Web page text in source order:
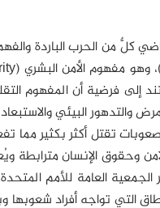
من الحرب الباردة والفهم
فرضية أن المفهوم
والتدهور البيئي
تقتل أكثر بكثير مما
التي تواجه أفراد